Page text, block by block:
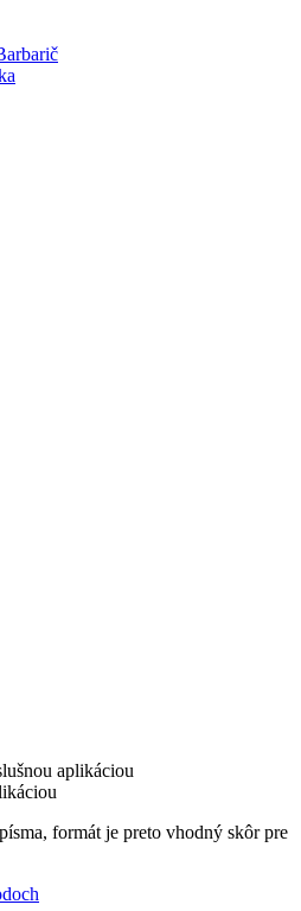
aplikáciou
formát je preto vhodný skôr pre